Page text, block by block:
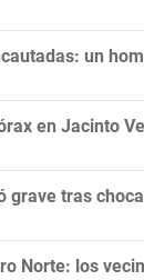
un
en Jacinto
grave tras
Norte: los